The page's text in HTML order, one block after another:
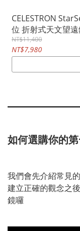
CELESTRON
位 折射式天文望遠
NT$11,400
NT$7,980
如何選購你的
我們會先介紹常見
建立正確的觀念之
鏡囉